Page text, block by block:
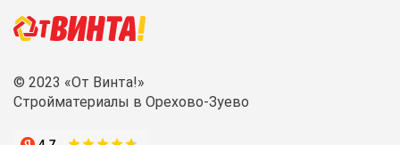
© 2023 «От Винта!»
Стройматериалы в Орехово-Зуево